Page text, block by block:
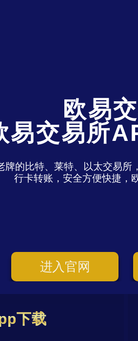
欧易
易交易所
牌的比特、莱特、以太交易
行卡转账，安全方便快捷，
进入官网
下载